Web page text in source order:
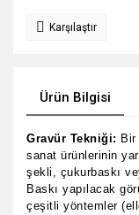
Karşılaştır
Ürün Bilgisi
Gravür Tekniği:
sanat ürünlerinin
şekli, çukurbaskı
Baskı yapılacak
çeşitli yöntemler